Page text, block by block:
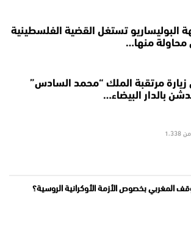
البوليساريو تستغل القضية الفلسطينية
منها…
مرتقبة الملك “محمد السادس”
بالدار البيضاء…
المغربي بخصوص الأزمة الأوكرانية الروسية؟